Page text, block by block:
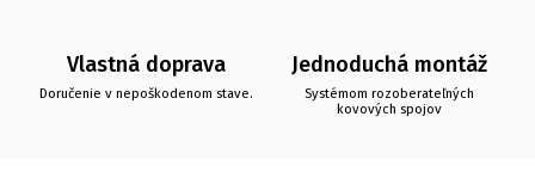
Vlastná doprava
Doručenie v nepoškodenom stave.
Jednoduchá montáž
Systémom rozoberateľných
kovových spojov